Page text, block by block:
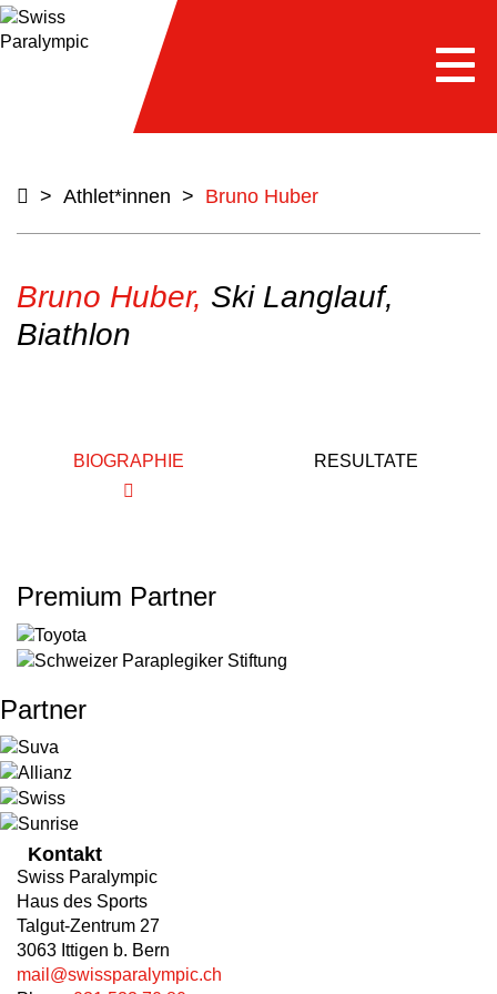
> Athlet*innen > Bruno Huber
Bruno Huber, Ski Langlauf,
Biathlon
BIOGRAPHIE RESULTATE
Premium Partner
Partner
Kontakt
Swiss Paralympic
Haus des Sports
Talgut-Zentrum 27
3063 Ittigen b. Bern
mail@swissparalympic.ch